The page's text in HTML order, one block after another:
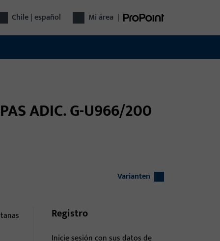
Chile | español Mi área |
ADIC. G-U966/200
Varianten
Registro
Inicie sesión con sus datos de